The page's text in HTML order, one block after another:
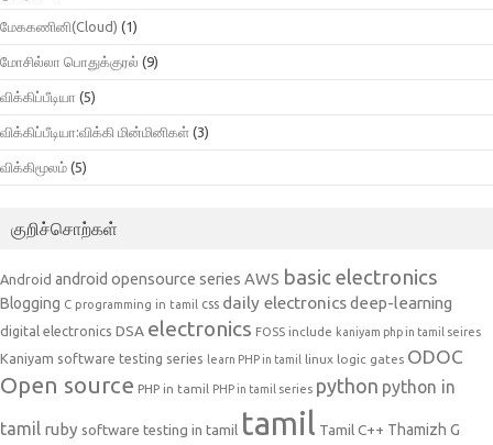
மேககணினி(Cloud) (1)
மோசில்லா பொதுக்குரல் (9)
விக்கிப்பீடியா (5)
விக்கிப்பீடியா:விக்கி மின்மினிகள் (3)
விக்கிமூலம் (5)
குறிச்சொற்கள்
Android android opensource series AWS basic electronics
Blogging C programming in tamil css daily electronicsdeep-learning
digital electronics DSA electronics FOSS include kaniyam php in tamil seires
Kaniyam software testing series learn PHP in tamil linux logic gates ODOC
Open source PHP in tamil PHP in tamil series python python in
tamil ruby software testing in tamil tamil Tamil C++ Thamizh G